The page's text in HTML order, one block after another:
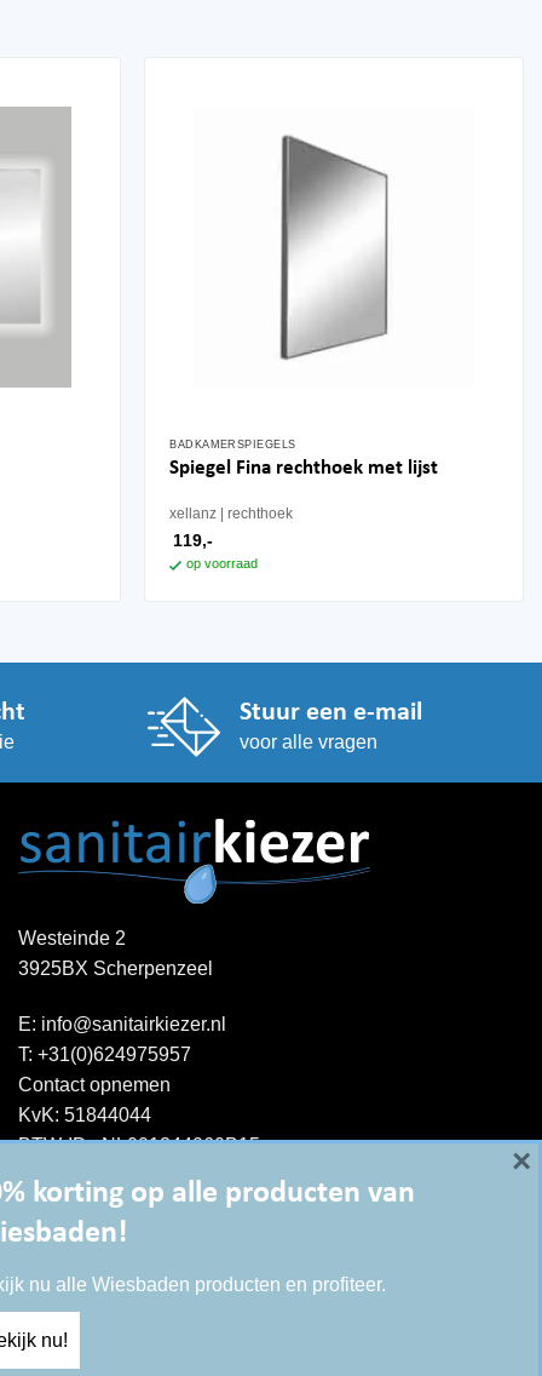
BADKAMERSPIEGELS
Spiegel Fina rechthoek met lijst
xellanz rechthoek
119,-
op voorraad
Stuur een e-mail
voor alle vragen
Westeinde 2
3925BX Scherpenzeel
E: info@sanitairkiezer.nl
T: +31(0)624975957
Contact opnemen
KvK: 51844044
BTW-ID : NL001344060B15
korting op alle producten van
nu alle Wiesbaden producten en profiteer.
nu!
×